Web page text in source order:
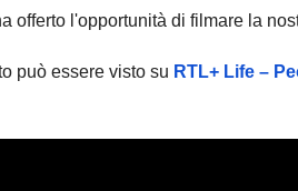
offerto l'opportunità di filmare la
può essere visto su RTL+ Life –